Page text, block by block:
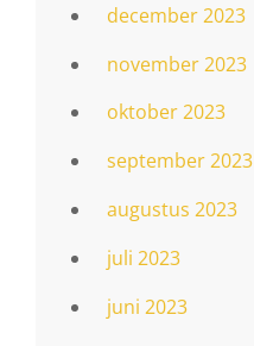
december 2023
november 2023
oktober 2023
september 2023
augustus 2023
juli 2023
juni 2023